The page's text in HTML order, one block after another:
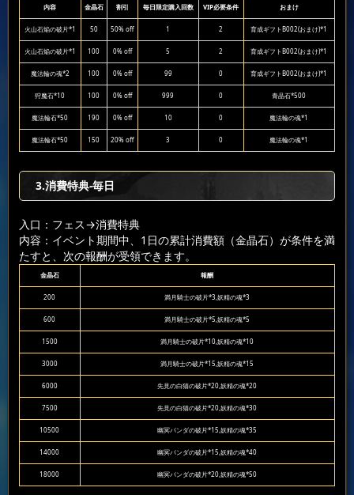
内容 金晶石 割引 毎日限定購入回数 VIP必要条件 おまけ
火山石焔の破片*1 50 50% off 1 2 育成ギフトB002(おまけ)*1
火山石焔の破片*1 100 0% off 5 2 育成ギフトB002(おまけ)*1
魔法輪の魂*2 100 0% off 99 0 育成ギフトB002(おまけ)*1
狩魔石*10 100 0% off 999 0 青晶石*500
魔法輪石*50 190 0% off 10 0 魔法輪の魂*1
魔法輪石*50 150 20% off 3 0 魔法輪の魂*1
3.消費特典-毎日
入口：フェス→消費特典
内容：イベント期間中、1日の累計消費額（金晶石）が条件を満
たすと、次の報酬が受領できます。
金晶石 報酬
200 満月騎士の破片*3,妖精の魂*3
600 満月騎士の破片*5,妖精の魂*5
1500 満月騎士の破片*10,妖精の魂*10
3000 満月騎士の破片*15,妖精の魂*15
6000 先見の白猫の破片*20,妖精の魂*20
7500 先見の白猫の破片*20,妖精の魂*30
10500 幽冥パンダの破片*15,妖精の魂*35
14000 幽冥パンダの破片*15,妖精の魂*40
18000 幽冥パンダの破片*20,妖精の魂*50